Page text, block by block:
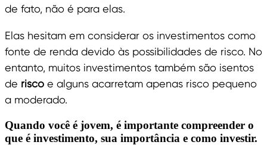
de fato, não é para elas.
Elas hesitam em considerar os investimentos como
fonte de renda devido às possibilidades de risco. No
entanto, muitos investimentos também são isentos
de risco e alguns acarretam apenas risco pequeno
a moderado.
Quando você é jovem, é importante compreender o
que é investimento, sua importância e como investir.